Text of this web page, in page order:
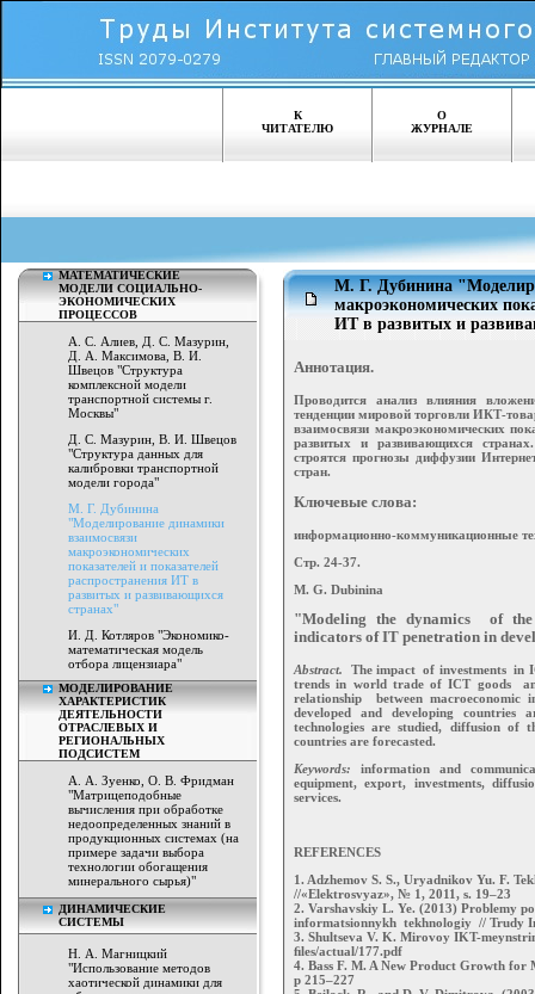
К
ЧИТАТЕЛЮ
О
ЖУРНАЛЕ
МАТЕМАТИЧЕСКИЕ
МОДЕЛИ СОЦИАЛЬНО-
ЭКОНОМИЧЕСКИХ
ПРОЦЕССОВ
А. С. Алиев, Д. С. Мазурин,
Д. А. Максимова, В. И.
Швецов "Структура
комплексной модели
транспортной системы г.
Москвы"
Д. С. Мазурин, В. И. Швецов
"Структура данных для
калибровки транспортной
модели города"
М. Г. Дубинина
"Моделирование динамики
взаимосвязи
макроэкономических
показателей и показателей
распространения ИТ в
развитых и развивающихся
странах"
И. Д. Котляров "Экономико-
математическая модель
отбора лицензиара"
МОДЕЛИРОВАНИЕ
ХАРАКТЕРИСТИК
ДЕЯТЕЛЬНОСТИ
ОТРАСЛЕВЫХ И
РЕГИОНАЛЬНЫХ
ПОДСИСТЕМ
А. А. Зуенко, О. В. Фридман
"Матрицеподобные
вычисления при обработке
недоопределенных знаний в
продукционных системах (на
примере задачи выбора
технологии обогащения
минерального сырья)"
ДИНАМИЧЕСКИЕ
СИСТЕМЫ
Н. А. Магницкий
"Использование методов
хаотической динамики для
М. Г. Дубинина
макроэкономических
ИТ в развитых и
Аннотация.
Проводится анализ влияния
тенденции мировой торговли ИКТ-
взаимосвязи макроэкономических
развитых и развивающихся
строятся прогнозы диффузии
стран.
Ключевые слова:
информационно-коммуникационные
Стр. 24-37.
M. G. Dubinina
"Modeling the dynamics of
indicators of IT penetration in
Abstract. The impact of investments in
trends in world trade of ICT goods
relationship between
developed and developing
technologies are studied, diffusion of
countries are forecasted.
Keywords: information and
equipment, export, investments,
services.
REFERENCES
1. Adzhemov S. S., Uryadnikov Yu. F.
//«Elektrosvyaz», № 1, 2011, s. 19–23
2. Varshavskiy L. Ye. (2013) Problemy
informatsionnykh tekhnologiy // Trudy
3. Shultseva V. K. Mirovoy IKT-
ﬁles/actual/177.pdf
4. Bass F. M. A New Product Growth for
p 215–227